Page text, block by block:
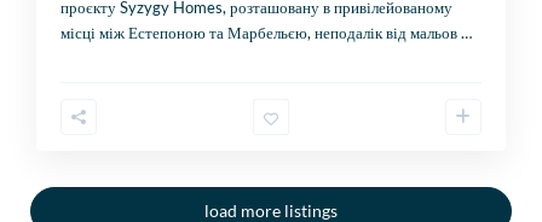
проєкту Syzygy Homes, розташовану в привілейованому
місці між Естепоною та Марбельєю, неподалік від мальов…
load more listings